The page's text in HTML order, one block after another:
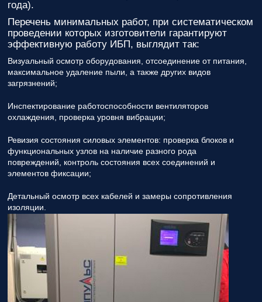
года).
Перечень минимальных работ, при систематическом
проведении которых изготовители гарантируют
эффективную работу ИБП, выглядит так:
Визуальный осмотр оборудования, отсоединение от питания,
максимальное удаление пыли, а также других видов
загрязнений;
Инспектирование работоспособности вентиляторов
охлаждения, проверка уровня вибрации;
Ревизия состояния силовых элементов: проверка блоков и
функциональных узлов на наличие разного рода
повреждений, контроль состояния всех соединений и
элементов фиксации;
Детальный осмотр всех кабелей и замеры сопротивления
изоляции.